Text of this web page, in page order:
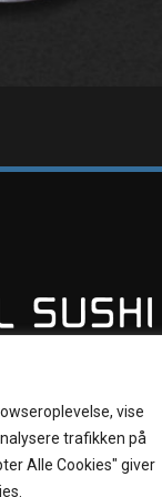
vise
trafikken på
Alle Cookies" giver